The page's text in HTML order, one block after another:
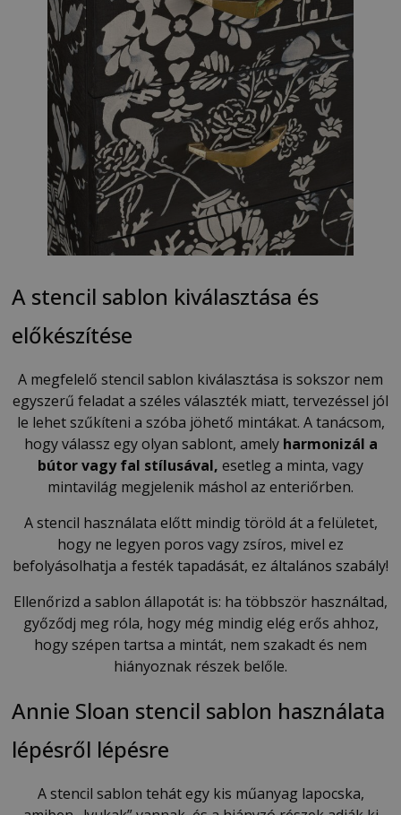
A stencil sablon kiválasztása és
előkészítése
A megfelelő stencil sablon kiválasztása is sokszor nem
egyszerű feladat a széles választék miatt, tervezéssel jól
le lehet szűkíteni a szóba jöhető mintákat. A tanácsom,
hogy válassz egy olyan sablont, amely harmonizál a
bútor vagy fal stílusával, esetleg a minta, vagy
mintavilág megjelenik máshol az enteriőrben.
A stencil használata előtt mindig töröld át a felületet,
hogy ne legyen poros vagy zsíros, mivel ez
befolyásolhatja a festék tapadását, ez általános szabály!
Ellenőrizd a sablon állapotát is: ha többször használtad,
győződj meg róla, hogy még mindig elég erős ahhoz,
hogy szépen tartsa a mintát, nem szakadt és nem
hiányoznak részek belőle.
Annie Sloan stencil sablon használata
lépésről lépésre
A stencil sablon tehát egy kis műanyag lapocska,